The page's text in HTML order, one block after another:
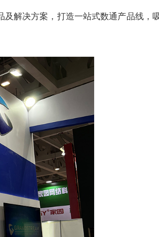
及解决方案，打造一站式数通产品线，吸